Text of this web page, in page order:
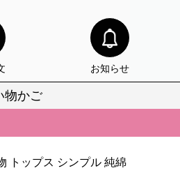
お知らせ
物かご
トップス シンプル 純綿